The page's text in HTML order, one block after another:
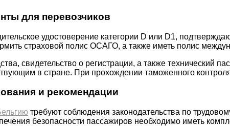
для перевозчиков
удостоверение категории D или D1,
страховой полис ОСАГО, а также иметь полис
свидетельство о регистрации, а также технический
в стране. При прохождении таможенного
и рекомендации
требуют соблюдения законодательства по
безопасности пассажиров необходимо иметь